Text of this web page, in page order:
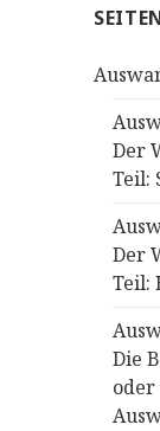
Der
Teil:
Der
Teil:
Die
oder